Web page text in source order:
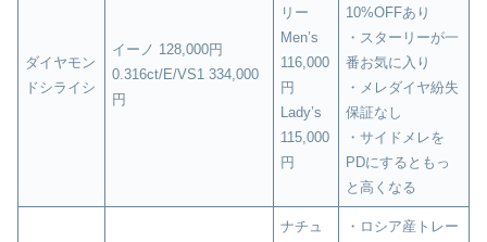
ダイヤモン
ドシライシ
イーノ 128,000円
0.316ct/E/VS1 334,000
円
リー
Men’s
116,000
円
Lady’s
115,000
円
10%OFFあり
・スターリーが一
番お気に入り
・メレダイヤ紛失
保証なし
・サイドメレを
PDにするともっ
と高くなる
ナチュ
・ロシア産トレー